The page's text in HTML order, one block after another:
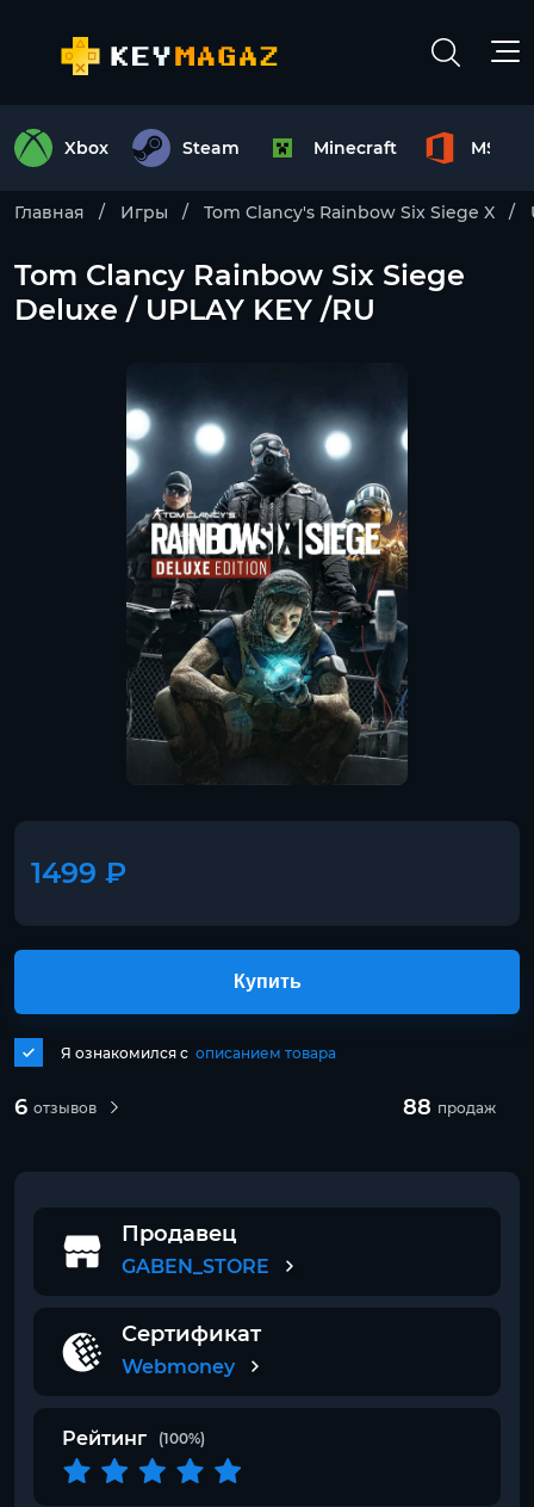
Xbox Steam Minecraft MS
Главная Игры Tom Clancy's Rainbow Six Siege X
Tom Clancy Rainbow Six Siege
Deluxe / UPLAY KEY /RU
1499 ₽
6 отзывов 88 продаж
Я ознакомился с описанием товара
Купить
Продавец
GABEN_STORE
Сертификат
Webmoney
Рейтинг (100%)